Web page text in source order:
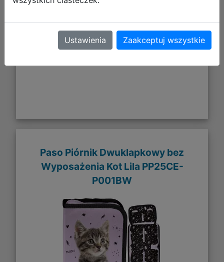
Galeria zdjęć
Paso Piórnik Dwuklapkowy bez
Wyposażenia Kot Lila PP25CE-
P001BW
Ustawienia Zaakceptuj wszystkie